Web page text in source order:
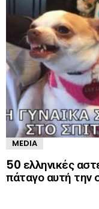
MEDIA
50 ελληνικές
πάταγο αυτή την